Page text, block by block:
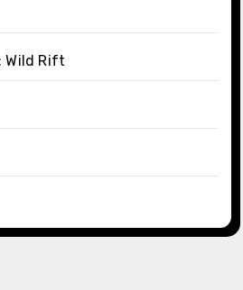
Wild Rift